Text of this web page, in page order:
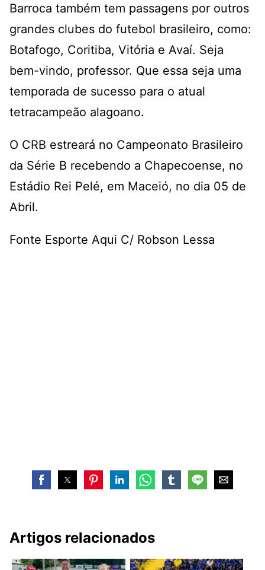
Barroca também tem passagens por outros
grandes clubes do futebol brasileiro, como:
Botafogo, Coritiba, Vitória e Avaí. Seja
bem-vindo, professor. Que essa seja uma
temporada de sucesso para o atual
tetracampeão alagoano.
O CRB estreará no Campeonato Brasileiro
da Série B recebendo a Chapecoense, no
Estádio Rei Pelé, em Maceió, no dia 05 de
Abril.
Fonte Esporte Aqui C/ Robson Lessa
Artigos relacionados